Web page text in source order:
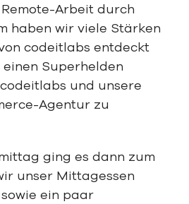
Arbeit durch
haben wir viele Stärken
codeitlabs entdeckt
Superhelden
und unsere
Agentur zu
ging es dann zum
unser Mittagessen
ein paar